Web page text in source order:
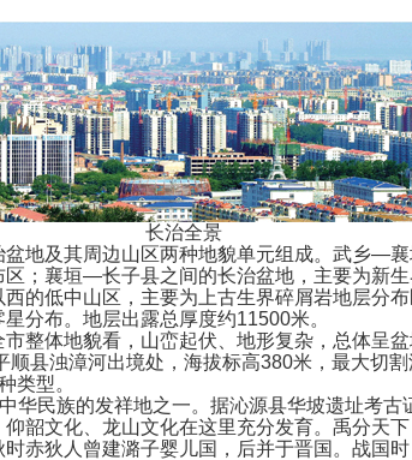
长治全景
地及其周边山区两种地貌单元组成。武乡—
；襄垣—长子县之间的长治盆地，主要为新
低中山区，主要为上古生界碎屑岩地层分
分布。地层出露总厚度约11500米。
体地貌看，山峦起伏、地形复杂，总体呈盆
顺县浊漳河出境处，海拔标高380米，最大切
类型。
民族的发祥地之一。据沁源县华坡遗址考古
韶文化、龙山文化在这里充分发育。禹分天
赤狄人曾建潞子婴儿国，后并于晋国。战国